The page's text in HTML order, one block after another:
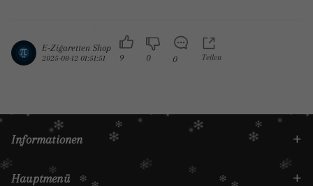
E-Zigaretten Shop
2025-08-12 01:51:51 9 0 0 Teilen
Informationen
Hauptmenü